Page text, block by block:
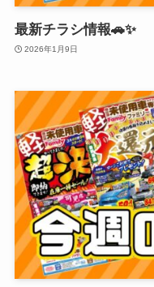
最新チラシ情報🚗✨
2026年1月9日